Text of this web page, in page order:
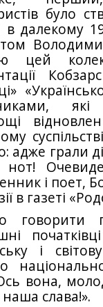
було
далекому
цей
які
адже грали
нот!
і поет,
в газеті
говорити
і
вона,
слава!».